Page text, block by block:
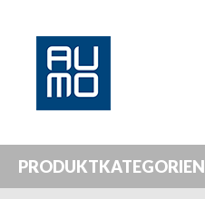
PRODUKTKATEGORIEN